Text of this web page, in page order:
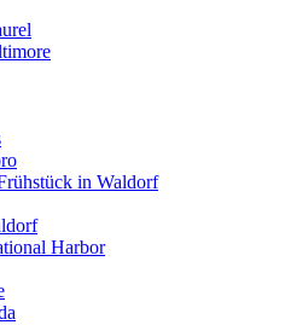
in Waldorf
Harbor